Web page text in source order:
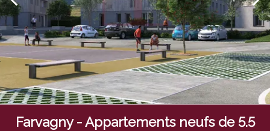
Farvagny - Appartements neufs de 5.5